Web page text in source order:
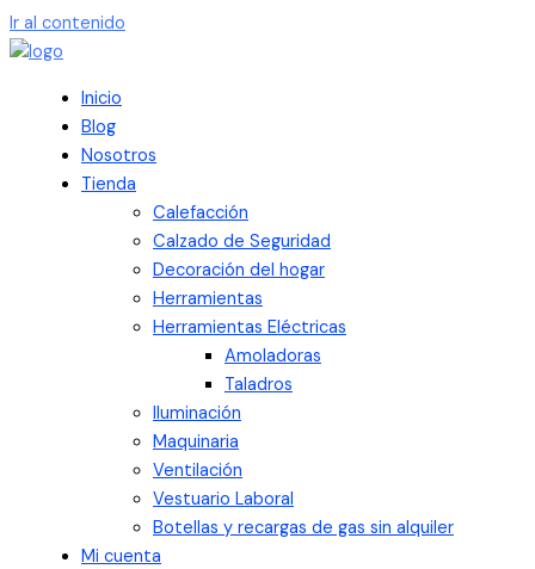
Ir al contenido
Inicio
Blog
Nosotros
Tienda
Calefacción
Calzado de Seguridad
Decoración del hogar
Herramientas
Herramientas Eléctricas
Amoladoras
Taladros
Iluminación
Maquinaria
Ventilación
Vestuario Laboral
Botellas y recargas de gas sin alquiler
Mi cuenta